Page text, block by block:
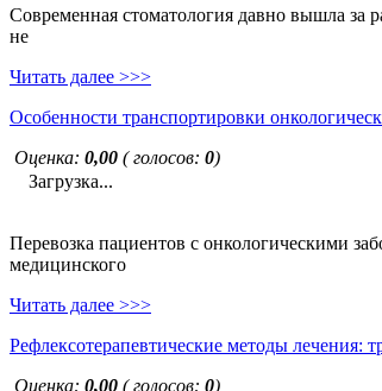
Современная стоматология давно вышла за
не
Читать далее >>>
Особенности транспортировки
Оценка: 0,00 ( голосов: 0)
Загрузка...
Перевозка пациентов с онкологическими
медицинского
Читать далее >>>
Рефлексотерапевтические методы лечения:
Оценка: 0,00 ( голосов: 0)